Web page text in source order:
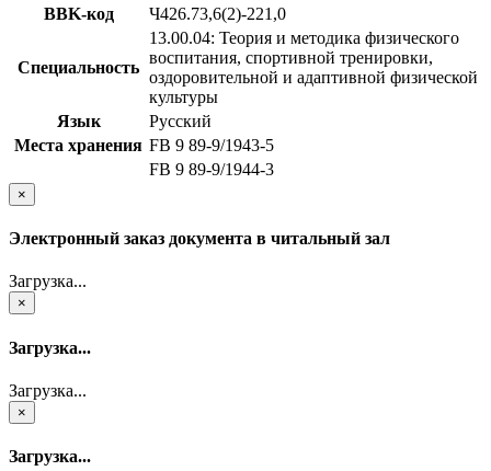
BBK-код
Ч426.73,6(2)-221,0
Специальность
13.00.04: Теория и методика физического
воспитания, спортивной тренировки,
оздоровительной и адаптивной физической
культуры
Язык
Русский
Места хранения FB 9 89-9/1943-5
FB 9 89-9/1944-3
×
Электронный заказ документа в читальный зал
Загрузка...
×
Загрузка...
Загрузка...
×
Загрузка...